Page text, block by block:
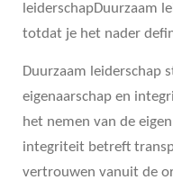
leiderschapDuurzaam
totdat je het nader
Duurzaam leiderschap
eigenaarschap en
het nemen van de
integriteit betreft
vertrouwen vanuit de